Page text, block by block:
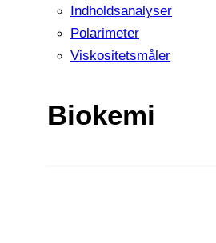
Indholdsanalyser
Polarimeter
Viskositetsmåler
Biokemi